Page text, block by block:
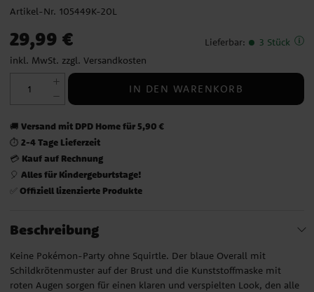
Artikel-Nr. 105449K-20L
Preis :29,99 €
29,99 €
inkl. MwSt. zzgl. Versandkosten
Lieferbar: 3 Stück
IN DEN WARENKORB
🚚 Versand mit DPD Home für 5,90 €
⏱️ 2-4 Tage Lieferzeit
💳 Kauf auf Rechnung
🎈 Alles für Kindergeburtstage!
✅ Offiziell lizenzierte Produkte
Beschreibung
Keine Pokémon-Party ohne Squirtle. Der blaue Overall mit
Schildkrötenmuster auf der Brust und die Kunststoffmaske mit
roten Augen sorgen für einen klaren und verspielten Look, den alle